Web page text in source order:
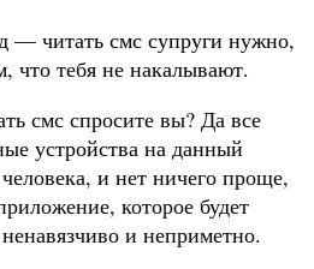
— читать смс супруги нужно,
что тебя не накалывают.
смс спросите вы? Да все
устройства на данный
и нет ничего проще,
которое будет
и неприметно.